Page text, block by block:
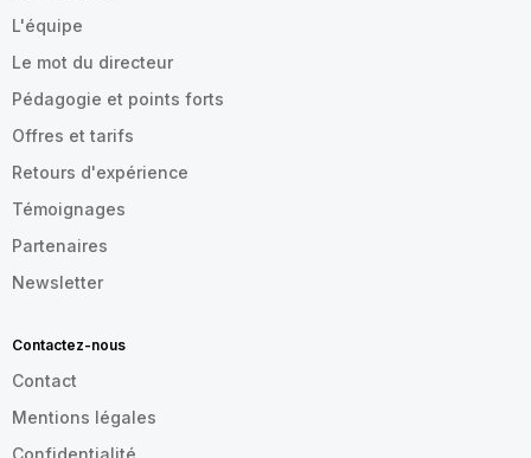
L'équipe
Le mot du directeur
Pédagogie et points forts
Offres et tarifs
Retours d'expérience
Témoignages
Partenaires
Newsletter
Contactez-nous
Contact
Mentions légales
Confidentialité